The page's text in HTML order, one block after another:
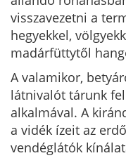
visszavezetni a
hegyekkel,
madárfüttytől
A valamikor,
látnivalót tárunk
alkalmával. A
a vidék ízeit az
vendéglátók